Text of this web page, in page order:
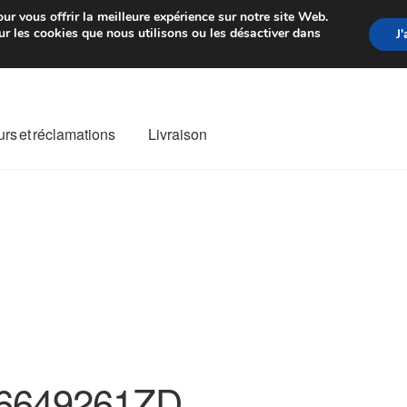
de 7 EUR Du lundi au
et réclamations Livraison
vous offrir la meilleure expérience sur notre site Web.
les cookies que nous utilisons ou les désactiver dans